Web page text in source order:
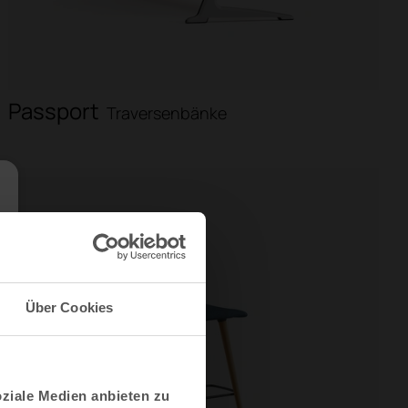
Über Cookies
Medien anbieten zu
Passport Traversenbänke